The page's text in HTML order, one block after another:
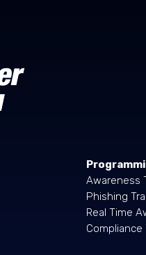
Awareness
Phishing
Real Time
Compliance